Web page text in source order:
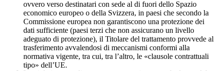
ovvero verso destinatari con sede al di fuori dello Spazio
economico europeo o della Svizzera, in paesi che secondo la
Commissione europea non garantiscono una protezione dei
dati sufficiente (paesi terzi che non assicurano un livello
adeguato di protezione), il Titolare del trattamento provvede al
trasferimento avvalendosi di meccanismi conformi alla
normativa vigente, tra cui, tra l’altro, le «clausole contrattuali
tipo» dell’UE.